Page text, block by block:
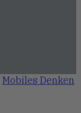
Mobiles Denken